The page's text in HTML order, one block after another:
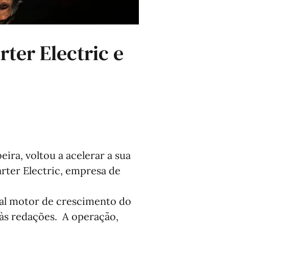
Electric e
voltou a acelerar a sua
Electric, empresa de
motor de crescimento do
redações. A operação,